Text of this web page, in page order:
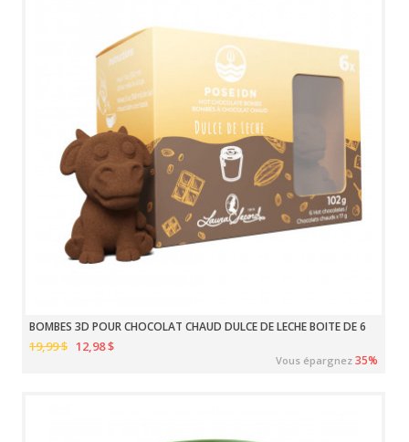
BOMBES 3D POUR CHOCOLAT CHAUD DULCE DE LECHE BOITE DE 6
19,99 $ 12,98 $
Vous épargnez35%